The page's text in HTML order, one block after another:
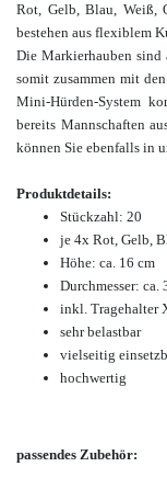
Rot, Gelb, Blau, Weiß,
bestehen aus flexiblem
Die Markierhauben sind
somit zusammen mit
Mini-Hürden-System
bereits Mannschaften
können Sie ebenfalls in
Produktdetails:
Stückzahl: 20
je 4x Rot, Gelb,
Höhe: ca. 16 cm
Durchmesser: ca.
inkl. Tragehalter
sehr belastbar
vielseitig
hochwertig
passendes Zubehör: